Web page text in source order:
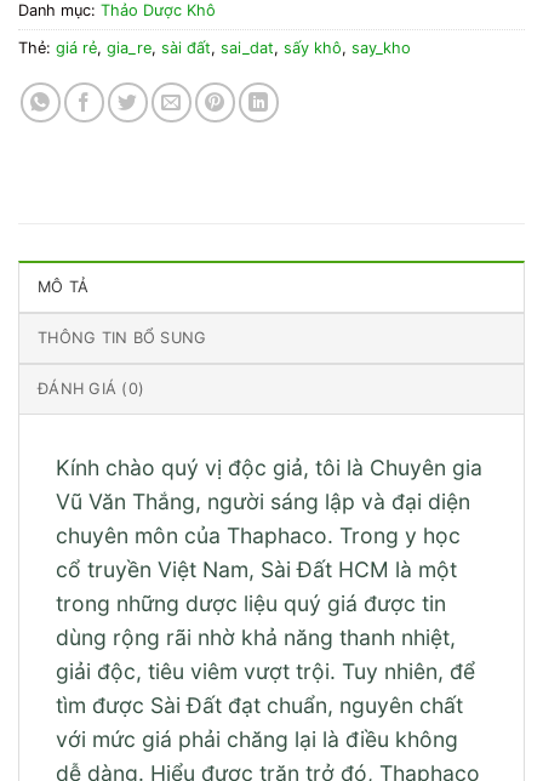
Danh mục: Thảo Dược Khô
Thẻ: giá rẻ, gia_re, sài đất, sai_dat, sấy khô, say_kho
MÔ TẢ
THÔNG TIN BỔ SUNG
ĐÁNH GIÁ (0)
Kính chào quý vị độc giả, tôi là Chuyên gia
Vũ Văn Thắng, người sáng lập và đại diện
chuyên môn của Thaphaco. Trong y học
cổ truyền Việt Nam, Sài Đất HCM là một
trong những dược liệu quý giá được tin
dùng rộng rãi nhờ khả năng thanh nhiệt,
giải độc, tiêu viêm vượt trội. Tuy nhiên, để
tìm được Sài Đất đạt chuẩn, nguyên chất
với mức giá phải chăng lại là điều không
dễ dàng. Hiểu được trăn trở đó, Thaphaco